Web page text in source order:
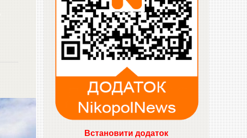
Встановити додаток